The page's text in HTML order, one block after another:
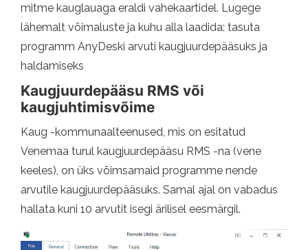
mitme kauglauaga eraldi vahekaartidel. Lugege
lähemalt võimaluste ja kuhu alla laadida: tasuta
programm AnyDeski arvuti kaugjuurdepääsuks ja
haldamiseks
Kaugjuurdepääsu RMS või
kaugjuhtimisvõime
Kaug -kommunaalteenused, mis on esitatud
Venemaa turul kaugjuurdepääsu RMS -na (vene
keeles), on üks võimsamaid programme nende
arvutile kaugjuurdepääsuks. Samal ajal on vabadus
hallata kuni 10 arvutit isegi ärilisel eesmärgil.